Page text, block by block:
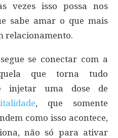
vezes isso possa nos
sabe amar o que mais
relacionamento.
se conectar com a
que torna tudo
injetar uma dose de
, que somente
como isso acontece,
não só para ativar